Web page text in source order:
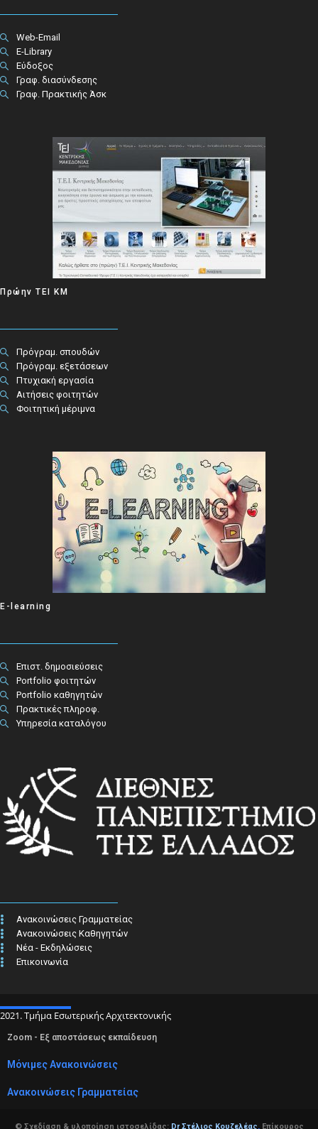
Web-Email
E-Library
Εύδοξος
Γραφ. διασύνδεσης
Γραφ. Πρακτικής Άσκ
Πρώην ΤΕΙ ΚΜ
Πρόγραμ. σπουδών
Πρόγραμ. εξετάσεων
Πτυχιακή εργασία
Αιτήσεις φοιτητών
Φοιτητική μέριμνα
E-learning
Επιστ. δημοσιεύσεις
Portfolio φοιτητών
Portfolio καθηγητών
Πρακτικές πληροφ.​
Υπηρεσία καταλόγου
Ανακοινώσεις Γραμματείας
Ανακοινώσεις Καθηγητών
Νέα - Εκδηλώσεις
Επικοινωνία
2021. Τμήμα Εσωτερικής Αρχιτεκτονικής
Zoom - Εξ αποστάσεως εκπαίδευση
Μόνιμες Ανακοινώσεις
Ανακοινώσεις Γραμματείας
© Σχεδίαση & υλοποίηση ιστοσελίδας: Dr Στέλιος Κουζελέας,Επίκουρος